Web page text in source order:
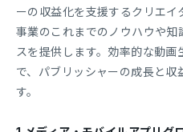
ーの収益化を支援するクリエ
事業のこれまでのノウハウや
スを提供します。効率的な動画
で、パブリッシャーの成長と収
す。